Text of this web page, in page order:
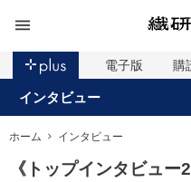
電子版 購
インタビュー
ホーム インタビュー
《トップインタビュ